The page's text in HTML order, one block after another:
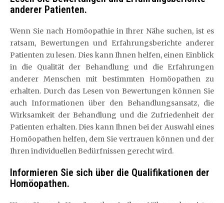
anderer Patienten.
Wenn Sie nach Homöopathie in Ihrer Nähe suchen, ist es
ratsam, Bewertungen und Erfahrungsberichte anderer
Patienten zu lesen. Dies kann Ihnen helfen, einen Einblick
in die Qualität der Behandlung und die Erfahrungen
anderer Menschen mit bestimmten Homöopathen zu
erhalten. Durch das Lesen von Bewertungen können Sie
auch Informationen über den Behandlungsansatz, die
Wirksamkeit der Behandlung und die Zufriedenheit der
Patienten erhalten. Dies kann Ihnen bei der Auswahl eines
Homöopathen helfen, dem Sie vertrauen können und der
Ihren individuellen Bedürfnissen gerecht wird.
Informieren Sie sich über die Qualifikationen der
Homöopathen.